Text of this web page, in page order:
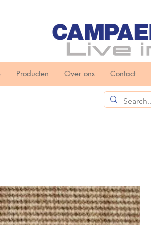
Producten Over ons Contact